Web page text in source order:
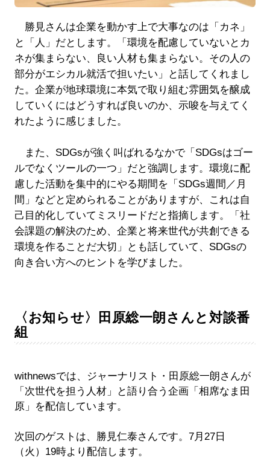
勝見さんは企業を動かす上で大事なのは「カネ」
と「人」だとします。「環境を配慮していないとカ
ネが集まらない、良い人材も集まらない。その人の
部分がエシカル就活で担いたい」と話してくれまし
た。企業が地球環境に本気で取り組む雰囲気を醸成
していくにはどうすれば良いのか、示唆を与えてく
れたように感じました。
また、SDGsが強く叫ばれるなかで「SDGsはゴー
ルでなくツールの一つ」だと強調します。環境に配
慮した活動を集中的にやる期間を「SDGs週間／月
間」などと定められることがありますが、これは自
己目的化していてミスリードだと指摘します。「社
会課題の解決のため、企業と将来世代が共創できる
環境を作ることだ大切」とも話していて、SDGsの
向き合い方へのヒントを学びました。
〈お知らせ〉田原総一朗さんと対談番
組
withnewsでは、ジャーナリスト・田原総一朗さんが
「次世代を担う人材」と語り合う企画「相席なま田
原」を配信しています。
次回のゲストは、勝見仁泰さんです。7月27日
（火）19時より配信します。